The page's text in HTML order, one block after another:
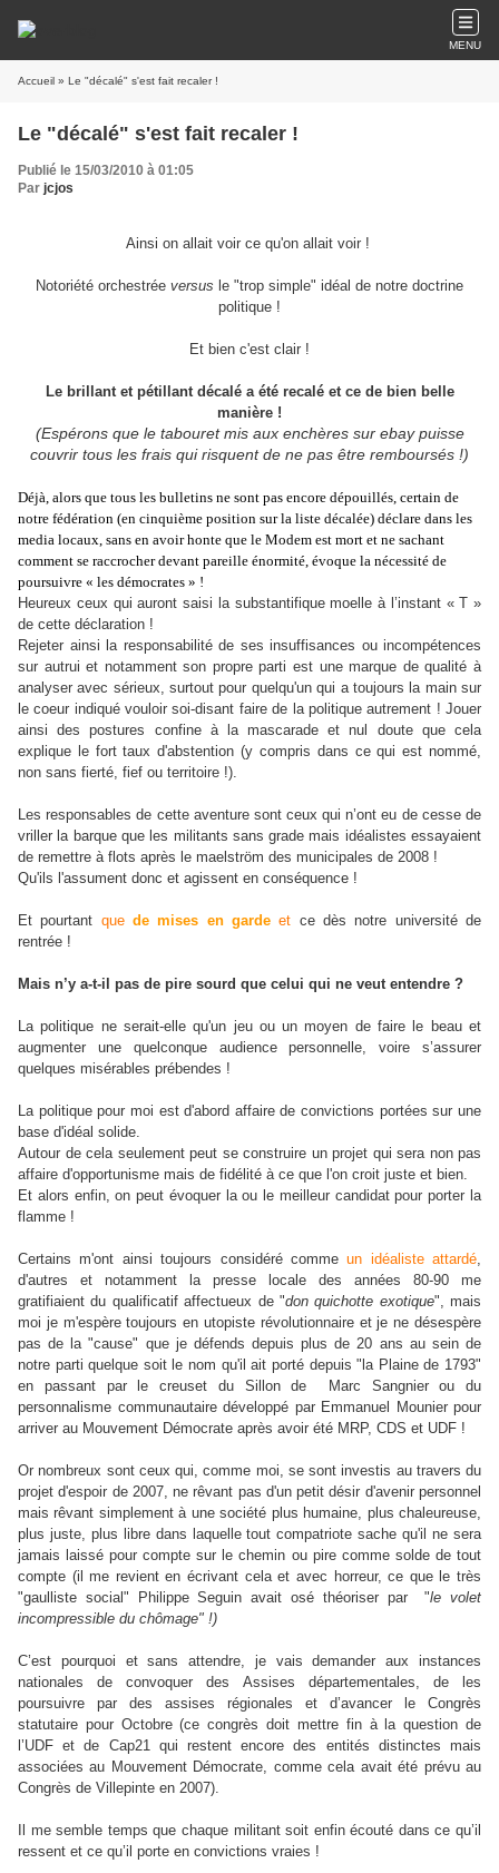
MENU
Accueil » Le "décalé" s'est fait recaler !
Le "décalé" s'est fait recaler !
Publié le 15/03/2010 à 01:05
Par jcjos
Ainsi on allait voir ce qu'on allait voir !
Notoriété orchestrée versus le "trop simple" idéal de notre doctrine
politique !
Et bien c'est clair !
Le brillant et pétillant décalé a été recalé et ce de bien belle
manière !
(Espérons que le tabouret mis aux enchères sur ebay puisse
couvrir tous les frais qui risquent de ne pas être remboursés !)
Déjà, alors que tous les bulletins ne sont pas encore dépouillés, certain de
notre fédération (en cinquième position sur la liste décalée) déclare dans les
media locaux, sans en avoir honte que le Modem est mort et ne sachant
comment se raccrocher devant pareille énormité, évoque la nécessité de
poursuivre « les démocrates » !
Heureux ceux qui auront saisi la substantifique moelle à l’instant « T »
de cette déclaration !
Rejeter ainsi la responsabilité de ses insuffisances ou incompétences
sur autrui et notamment son propre parti est une marque de qualité à
analyser avec sérieux, surtout pour quelqu'un qui a toujours la main sur
le coeur indiqué vouloir soi-disant faire de la politique autrement ! Jouer
ainsi des postures confine à la mascarade et nul doute que cela
explique le fort taux d'abstention (y compris dans ce qui est nommé,
non sans fierté, fief ou territoire !).
Les responsables de cette aventure sont ceux qui n’ont eu de cesse de
vriller la barque que les militants sans grade mais idéalistes essayaient
de remettre à flots après le maelström des municipales de 2008 !
Qu'ils l'assument donc et agissent en conséquence !
Et pourtant quede mises en garde et ce dès notre université de
rentrée !
Mais n’y a-t-il pas de pire sourd que celui qui ne veut entendre ?
La politique ne serait-elle qu'un jeu ou un moyen de faire le beau et
augmenter une quelconque audience personnelle, voire s’assurer
quelques misérables prébendes !
La politique pour moi est d'abord affaire de convictions portées sur une
base d'idéal solide.
Autour de cela seulement peut se construire un projet qui sera non pas
affaire d'opportunisme mais de fidélité à ce que l'on croit juste et bien.
Et alors enfin, on peut évoquer la ou le meilleur candidat pour porter la
flamme !
Certains m'ont ainsi toujours considéré comme un idéaliste attardé,
d'autres et notamment la presse locale des années 80-90 me
gratifiaient du qualificatif affectueux de "don quichotte exotique", mais
moi je m'espère toujours en utopiste révolutionnaire et je ne désespère
pas de la "cause" que je défends depuis plus de 20 ans au sein de
notre parti quelque soit le nom qu'il ait porté depuis "la Plaine de 1793"
en passant par le creuset du Sillon de Marc Sangnier ou du
personnalisme communautaire développé par Emmanuel Mounier pour
arriver au Mouvement Démocrate après avoir été MRP, CDS et UDF !
Or nombreux sont ceux qui, comme moi, se sont investis au travers du
projet d'espoir de 2007, ne rêvant pas d'un petit désir d'avenir personnel
mais rêvant simplement à une société plus humaine, plus chaleureuse,
plus juste, plus libre dans laquelle tout compatriote sache qu'il ne sera
jamais laissé pour compte sur le chemin ou pire comme solde de tout
compte (il me revient en écrivant cela et avec horreur, ce que le très
"gaulliste social" Philippe Seguin avait osé théoriser par "le volet
incompressible du chômage" !)
C’est pourquoi et sans attendre, je vais demander aux instances
nationales de convoquer des Assises départementales, de les
poursuivre par des assises régionales et d’avancer le Congrès
statutaire pour Octobre (ce congrès doit mettre fin à la question de
l’UDF et de Cap21 qui restent encore des entités distinctes mais
associées au Mouvement Démocrate, comme cela avait été prévu au
Congrès de Villepinte en 2007).
Il me semble temps que chaque militant soit enfin écouté dans ce qu’il
ressent et ce qu’il porte en convictions vraies !